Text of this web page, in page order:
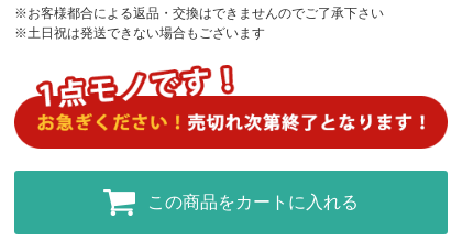
※お客様都合による返品・交換はできませんのでご了承下さい
※土日祝は発送できない場合もございます
この商品をカートに入れる